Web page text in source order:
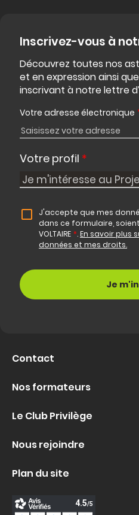
Inscrivez-vous à
Découvrez toutes nos
et en expression ainsi
inscrivant à notre lettre
Votre adresse électronique
Votre profil *
J'accepte que mes
dans ce formulaire,
VOLTAIRE *.En savoir plus
données et mes droits.
Contact
Nos formateurs
Le Club Privilège
Nous rejoindre
Plan du site